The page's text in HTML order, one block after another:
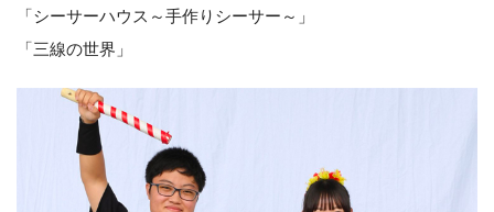
「シーサーハウス～手作りシーサー～」
「三線の世界」